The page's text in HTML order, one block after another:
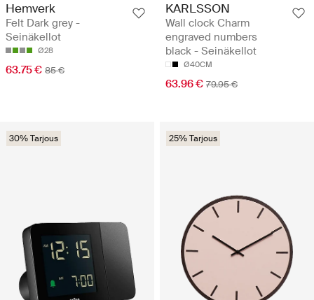
Hemverk
Felt Dark grey -
Seinäkellot
Ø28
63.75 € 85 €
KARLSSON
Wall clock Charm
engraved numbers
black - Seinäkellot
Ø40CM
63.96 € 79.95 €
30% Tarjous 25% Tarjous